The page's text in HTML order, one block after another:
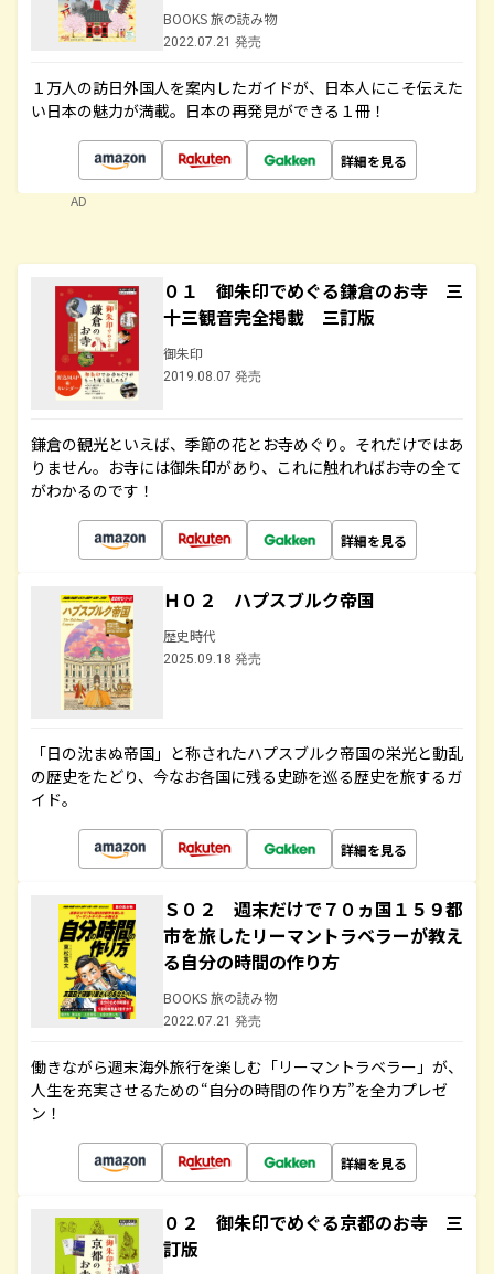
BOOKS 旅の読み物
2022.07.21 発売
１万人の訪日外国人を案内したガイドが、日本人にこそ伝えた
い日本の魅力が満載。日本の再発見ができる１冊！
詳細を見る
AD
０１ 御朱印でめぐる鎌倉のお寺 三
十三観音完全掲載 三訂版
御朱印
2019.08.07 発売
鎌倉の観光といえば、季節の花とお寺めぐり。それだけではあ
りません。お寺には御朱印があり、これに触れればお寺の全て
がわかるのです！
詳細を見る
Ｈ０２ ハプスブルク帝国
歴史時代
2025.09.18 発売
「日の沈まぬ帝国」と称されたハプスブルク帝国の栄光と動乱
の歴史をたどり、今なお各国に残る史跡を巡る歴史を旅するガ
イド。
詳細を見る
Ｓ０２ 週末だけで７０ヵ国１５９都
市を旅したリーマントラベラーが教え
る自分の時間の作り方
BOOKS 旅の読み物
2022.07.21 発売
働きながら週末海外旅行を楽しむ「リーマントラベラー」が、
人生を充実させるための“自分の時間の作り方”を全力プレゼ
ン！
詳細を見る
０２ 御朱印でめぐる京都のお寺 三
訂版